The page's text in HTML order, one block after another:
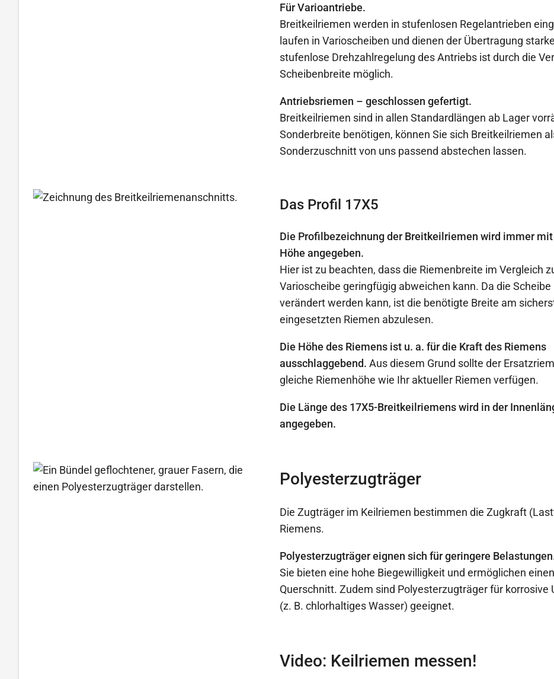
Für Varioantriebe.
Breitkeilriemen werden in stufenlosen Regelantrieben
laufen in Varioscheiben und dienen der Übertragung
stufenlose Drehzahlregelung des Antriebs ist durch die
Scheibenbreite möglich.
Antriebsriemen – geschlossen gefertigt.
Breitkeilriemen sind in allen Standardlängen ab Lager
Sonderbreite benötigen, können Sie sich Breitkeilriemen
Sonderzuschnitt von uns passend abstechen lassen.
Das Profil 17X5
Die Profilbezeichnung der Breitkeilriemen wird immer
Höhe angegeben.
Hier ist zu beachten, dass die Riemenbreite im Vergleich
Varioscheibe geringfügig abweichen kann. Da die Scheibe
verändert werden kann, ist die benötigte Breite am
eingesetzten Riemen abzulesen.
Die Höhe des Riemens ist u. a. für die Kraft des Riemens
ausschlaggebend. Aus diesem Grund sollte der
gleiche Riemenhöhe wie Ihr aktueller Riemen verfügen.
Die Länge des 17X5-Breitkeilriemens wird in der
angegeben.
Polyesterzugträger
Die Zugträger im Keilriemen bestimmen die Zugkraft
Riemens.
Polyesterzugträger eignen sich für geringere
Sie bieten eine hohe Biegewilligkeit und ermöglichen
Querschnitt. Zudem sind Polyesterzugträger für korrosive
(z. B. chlorhaltiges Wasser) geeignet.
Video: Keilriemen messen!